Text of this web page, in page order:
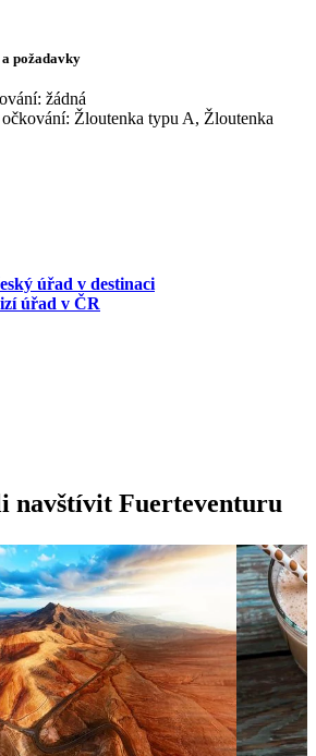
požadavky
žádná
Žloutenka typu A, Žloutenka
úřad v destinaci
úřad v ČR
navštívit Fuerteventuru